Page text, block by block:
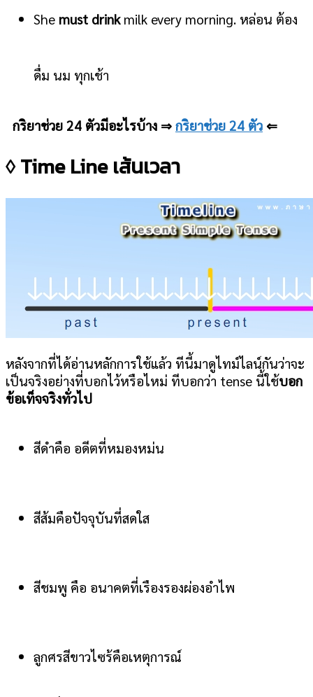
She must drinkmilk every morning. หล่อน ต้อง
ดื่ม นม ทุกเช้า
กริยาช่วย 24 ตัวมีอะไรบ้าง ⇒ กริยาช่วย 24 ตัว ⇐
◊ Time Line เส้นเวลา
หลังจากที่ได้อ่านหลักการใช้แล้ว ทีนี้มาดูไทม์ไลน์กันว่าจะ
เป็นจริงอย่างที่บอกไว้หรือไหม่ ทีบอกว่า tense นี้ใช้บอก
ข้อเท็จจริงทั่วไป
สีดำคือ อดีตที่หมองหม่น
สีส้มคือปัจจุบันที่สดใส
สีชมพู คือ อนาคตที่เรืองรองผ่องอำไพ
ลูกศรสีขาวไซร้คือเหตุการณ์